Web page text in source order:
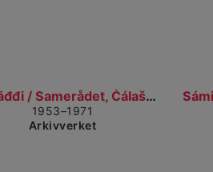
Sámiráđđi / Samerådet, Čálašeapmi, áššebáhpirat /...
Gå til detaljvisning
1953–1971
Arkivverket